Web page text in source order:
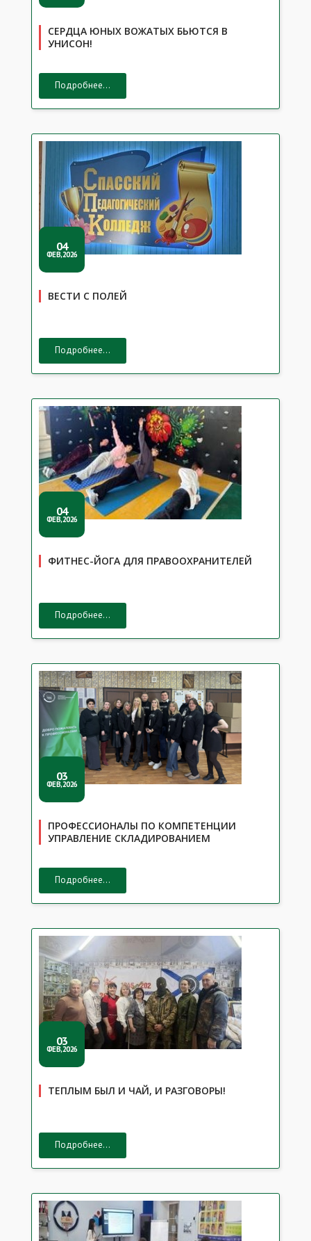
СЕРДЦА ЮНЫХ ВОЖАТЫХ БЬЮТСЯ В
УНИСОН!
Подробнее...
04
ФЕВ,2026
ВЕСТИ С ПОЛЕЙ
Подробнее...
04
ФЕВ,2026
ФИТНЕС-ЙОГА ДЛЯ ПРАВООХРАНИТЕЛЕЙ
Подробнее...
03
ФЕВ,2026
ПРОФЕССИОНАЛЫ ПО КОМПЕТЕНЦИИ
УПРАВЛЕНИЕ СКЛАДИРОВАНИЕМ
Подробнее...
03
ФЕВ,2026
ТЕПЛЫМ БЫЛ И ЧАЙ, И РАЗГОВОРЫ!
Подробнее...